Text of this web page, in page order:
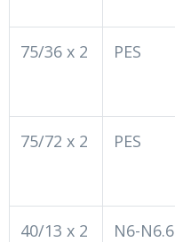
75/36 x 2 PES
75/72 x 2 PES
40/13 x 2 N6-N6.6